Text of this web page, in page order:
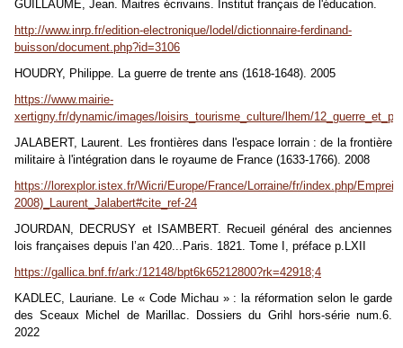
GUILLAUME, Jean. Maitres écrivains. Institut français de l'éducation.
http://www.inrp.fr/edition-electronique/lodel/dictionnaire-ferdinand-
buisson/document.php?id=3106
HOUDRY, Philippe. La guerre de trente ans (1618-1648). 2005
https://www.mairie-
xertigny.fr/dynamic/images/loisirs_tourisme_culture/lhem/
JALABERT, Laurent. Les frontières dans l'espace lorrain : de la frontière
militaire à l'intégration dans le royaume de France (1633-1766). 2008
https://lorexplor.istex.fr/Wicri/Europe/France/Lorraine/fr/index.php/
2008)_Laurent_Jalabert#cite_ref-24
JOURDAN, DECRUSY et ISAMBERT. Recueil général des anciennes
lois françaises depuis l’an 420...Paris. 1821. Tome I, préface p.LXII
https://gallica.bnf.fr/ark:/12148/bpt6k65212800?rk=42918;4
KADLEC, Lauriane. Le « Code Michau » : la réformation selon le garde
des Sceaux Michel de Marillac.
Dossiers du Grihl
hors-série num.6.
2022